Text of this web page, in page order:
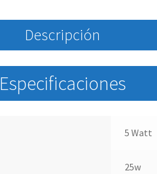
Descripción
Especificaciones
5 Watt
25w